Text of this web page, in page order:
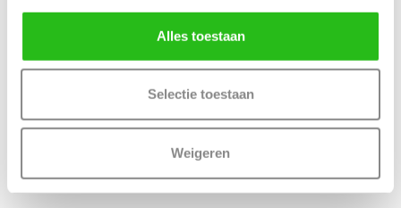
Alles toestaan
Selectie toestaan
Weigeren
ook voor andere merken kiezen. Heb je een voorkeur voor een
strakke look met minirozetten in plaats van een standaard rond of
vierkant rozet? Dan bereiden we dit graag direct voor je voor.
Houd er wel rekening mee dat deze specifieke fabrieksboring
met minirozet. Mooie bijpassende zwarte deurkrukken speciaal
Black on White-seriezijn de Svedex